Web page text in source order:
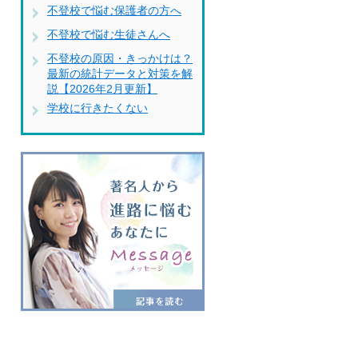
不登校で悩む保護者の方へ
不登校で悩む生徒さんへ
不登校の原因・きっかけは？
最新の統計データと対策を解
説【2026年2月更新】
学校に行きたくない